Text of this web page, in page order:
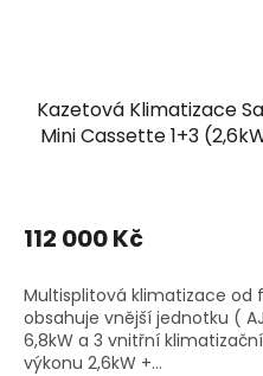
Kazetová Klimatizace
Mini Cassette 1+3
112 000 Kč
Multisplitová klimatizace od
obsahuje vnější jednotku (
6,8kW a 3 vnitřní
výkonu 2,6kW +...